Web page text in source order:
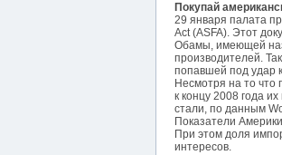
Покупай
29 января палата
Act (ASFA). Этот
Обамы, имеющей
производителей.
попавшей под удар
Несмотря на то
к концу 2008 года
стали, по данным
Показатели
При этом доля
интересов.